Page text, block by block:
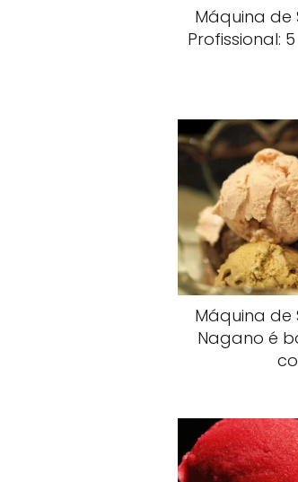
Máquina de
Profissional:
Máquina de
Nagano é